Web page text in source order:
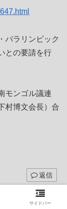
パラリンピック
との要請を行
モンゴル議連
村博文会長）合
返信
サイドバー